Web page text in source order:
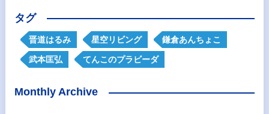
タグ
晋道はるみ 星空リビング 鎌倉あんちょこ
武本匡弘 てんこのプラビーダ
Monthly Archive